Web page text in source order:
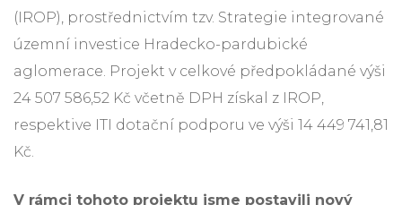
(IROP), prostřednictvím tzv. Strategie integrované
územní investice Hradecko-pardubické
aglomerace. Projekt v celkové předpokládané výši
24 507 586,52 Kč včetně DPH získal z IROP,
respektive ITI dotační podporu ve výši 14 449 741,81
Kč.
V rámci tohoto projektu jsme postavili nový